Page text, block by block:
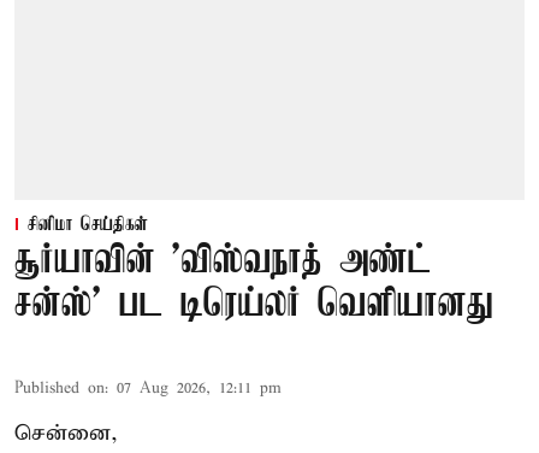
சினிமா செய்திகள்
சூர்யாவின் 'விஸ்வநாத் அண்ட்
சன்ஸ்' பட டிரெய்லர் வெளியானது
Published on: 07 Aug 2026, 12:11 pm
சென்னை,